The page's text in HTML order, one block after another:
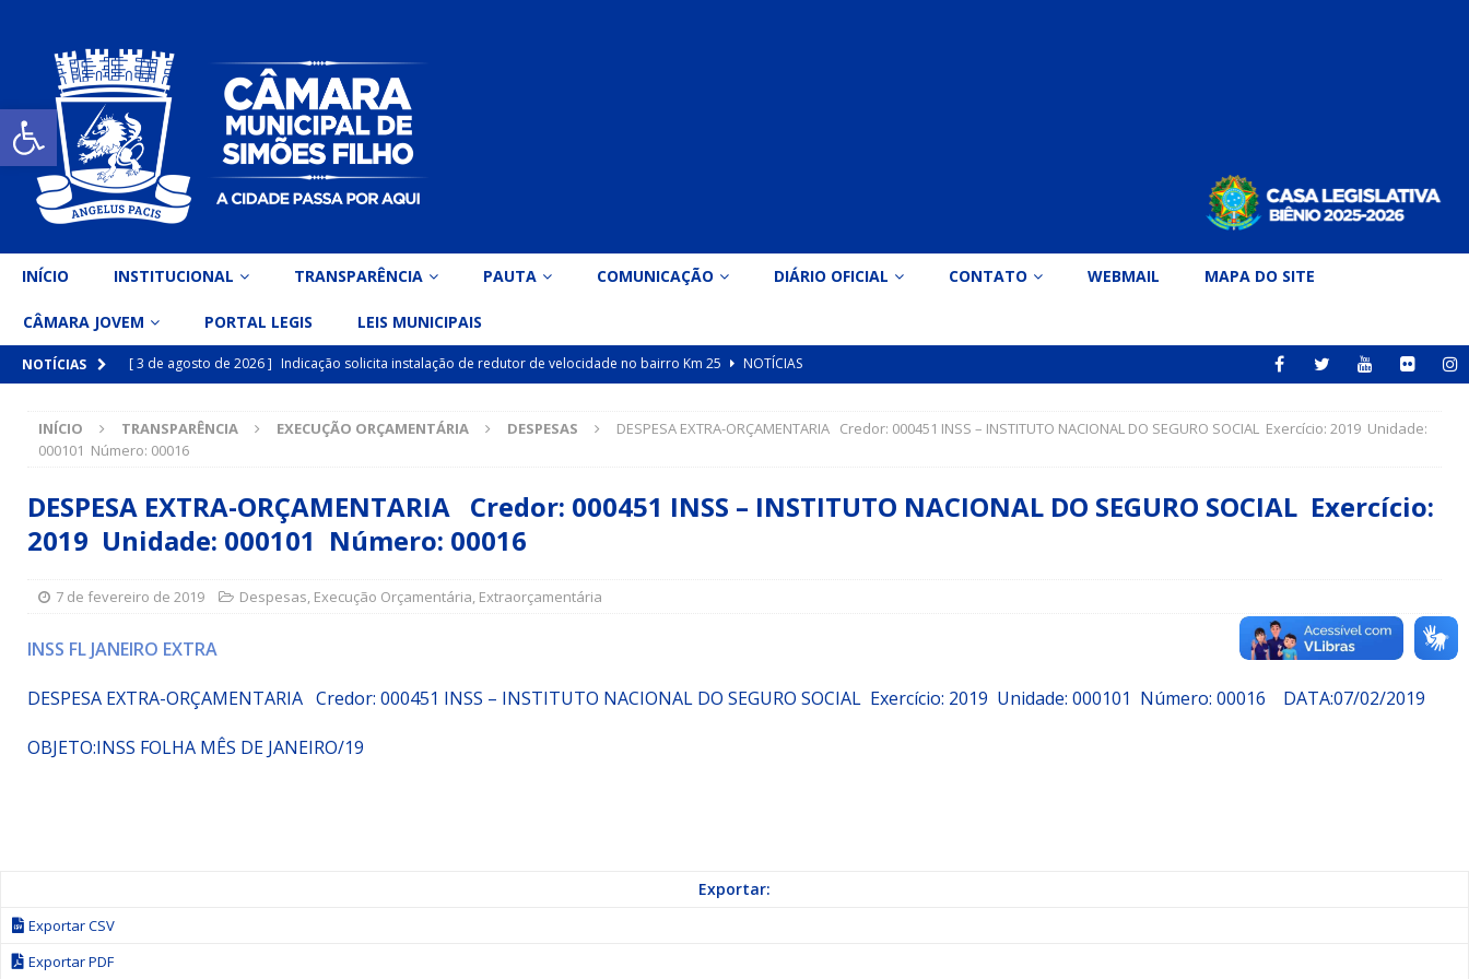
Open toolbar
INÍCIO INSTITUCIONAL TRANSPARÊNCIA PAUTA COMUNICAÇÃO DIÁRIO OFICIAL CONTATO WEBMAIL MAPA DO SITE
CÂMARA JOVEM PORTAL LEGIS LEIS MUNICIPAIS
NOTÍCIAS [ 3 de agosto de 2026 ] Indicação solicita instalação de redutor de velocidade no bairro Km 25
NOTÍCIAS
inclusiva
DESTAQUE
Simões Filho I
DESTAQUE
[ 15 de julho de 2026 ] Vereador Sérgio Glauber apresenta Indicação nº 088/2026 para pavimentação asfáltica em Mapele
INÍCIO TRANSPARÊNCIA EXECUÇÃO ORÇAMENTÁRIA DESPESAS
DESPESA EXTRA-ORÇAMENTARIA Credor: 000451 INSS – INSTITUTO NACIONAL DO SEGURO SOCIAL Exercício: 2019 Unidade:
000101 Número: 00016
DESPESA EXTRA-ORÇAMENTARIA Credor: 000451 INSS – INSTITUTO NACIONAL DO SEGURO SOCIAL Exercício:
2019 Unidade: 000101 Número: 00016
7 de fevereiro de 2019 Despesas, Execução Orçamentária, Extraorçamentária
INSS FL JANEIRO EXTRA
DESPESA EXTRA-ORÇAMENTARIA Credor: 000451 INSS – INSTITUTO NACIONAL DO SEGURO SOCIAL Exercício: 2019 Unidade: 000101 Número: 00016 DATA:07/02/2019
OBJETO:INSS FOLHA MÊS DE JANEIRO/19
Exportar:
Exportar CSV
Exportar PDF